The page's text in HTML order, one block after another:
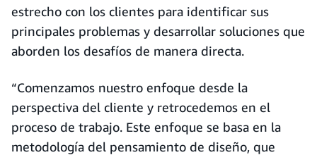
estrecho con los clientes para identificar sus
principales problemas y desarrollar soluciones que
aborden los desafíos de manera directa.
“Comenzamos nuestro enfoque desde la
perspectiva del cliente y retrocedemos en el
proceso de trabajo. Este enfoque se basa en la
metodología del pensamiento de diseño, que